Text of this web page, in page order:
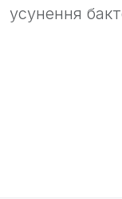
усунення